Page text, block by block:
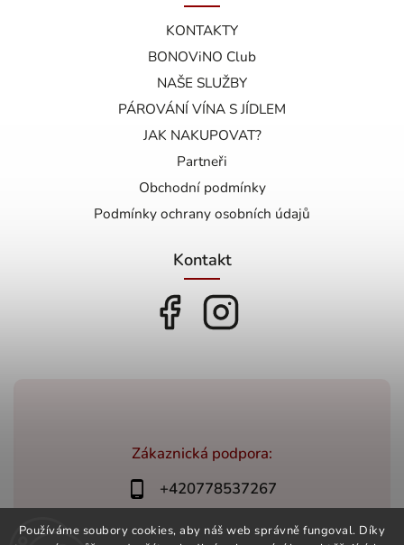
Používáme soubory cookies, aby náš web správně fungoval. Díky
Zákaznická podpora:
+420778537267
bonovino@bonovino.cz
KONTAKTY
BONOViNO Club
NAŠE SLUŽBY
PÁROVÁNÍ VÍNA S JÍDLEM
JAK NAKUPOVAT?
Partneři
Obchodní podmínky
Podmínky ochrany osobních údajů
Kontakt